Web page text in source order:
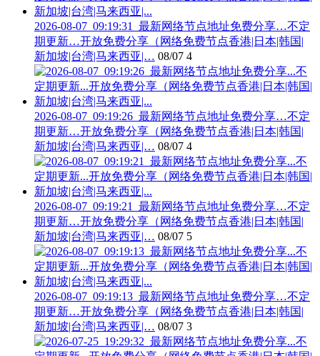
2026-08-07_09:19:31_最新网络节点地址免费分享…不定
期更新…开放免费分享（网络免费节点香港|日本|韩国|
新加坡|台湾|马来西亚|… 08/07 4
2026-08-07_09:19:26_最新网络节点地址免费分享…不定
期更新…开放免费分享（网络免费节点香港|日本|韩国|
新加坡|台湾|马来西亚|… 08/07 4
2026-08-07_09:19:21_最新网络节点地址免费分享…不定
期更新…开放免费分享（网络免费节点香港|日本|韩国|
新加坡|台湾|马来西亚|… 08/07 5
2026-08-07_09:19:13_最新网络节点地址免费分享…不定
期更新…开放免费分享（网络免费节点香港|日本|韩国|
新加坡|台湾|马来西亚|… 08/07 3